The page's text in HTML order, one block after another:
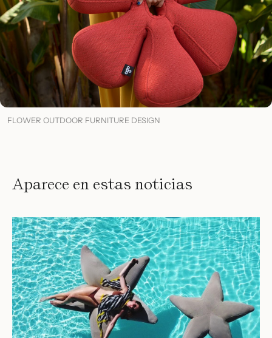
FLOWER OUTDOOR FURNITURE DESIGN
Aparece en estas noticias